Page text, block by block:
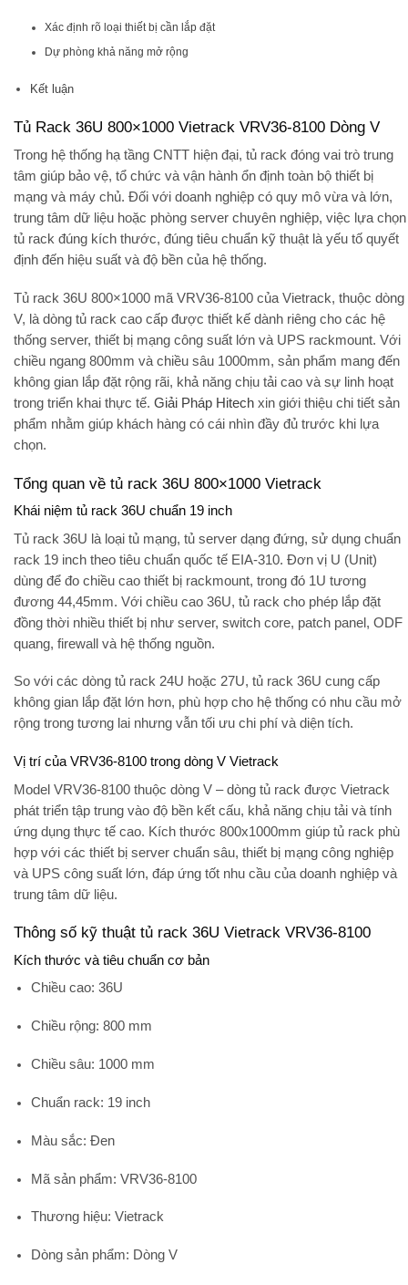
Xác định rõ loại thiết bị cần lắp đặt
Dự phòng khả năng mở rộng
Kết luận
Tủ Rack 36U 800×1000 Vietrack VRV36-8100 Dòng V
Trong hệ thống hạ tầng CNTT hiện đại, tủ rack đóng vai trò trung
tâm giúp bảo vệ, tổ chức và vận hành ổn định toàn bộ thiết bị
mạng và máy chủ. Đối với doanh nghiệp có quy mô vừa và lớn,
trung tâm dữ liệu hoặc phòng server chuyên nghiệp, việc lựa chọn
tủ rack đúng kích thước, đúng tiêu chuẩn kỹ thuật là yếu tố quyết
định đến hiệu suất và độ bền của hệ thống.
Tủ rack 36U 800×1000 mã VRV36-8100 của Vietrack, thuộc dòng
V, là dòng tủ rack cao cấp được thiết kế dành riêng cho các hệ
thống server, thiết bị mạng công suất lớn và UPS rackmount. Với
chiều ngang 800mm và chiều sâu 1000mm, sản phẩm mang đến
không gian lắp đặt rộng rãi, khả năng chịu tải cao và sự linh hoạt
trong triển khai thực tế. Giải Pháp Hitech xin giới thiệu chi tiết sản
phẩm nhằm giúp khách hàng có cái nhìn đầy đủ trước khi lựa
chọn.
Tổng quan về tủ rack 36U 800×1000 Vietrack
Khái niệm tủ rack 36U chuẩn 19 inch
Tủ rack 36U là loại tủ mạng, tủ server dạng đứng, sử dụng chuẩn
rack 19 inch theo tiêu chuẩn quốc tế EIA-310. Đơn vị U (Unit)
dùng để đo chiều cao thiết bị rackmount, trong đó 1U tương
đương 44,45mm. Với chiều cao 36U, tủ rack cho phép lắp đặt
đồng thời nhiều thiết bị như server, switch core, patch panel, ODF
quang, firewall và hệ thống nguồn.
So với các dòng tủ rack 24U hoặc 27U, tủ rack 36U cung cấp
không gian lắp đặt lớn hơn, phù hợp cho hệ thống có nhu cầu mở
rộng trong tương lai nhưng vẫn tối ưu chi phí và diện tích.
Vị trí của VRV36-8100 trong dòng V Vietrack
Model VRV36-8100 thuộc dòng V – dòng tủ rack được Vietrack
phát triển tập trung vào độ bền kết cấu, khả năng chịu tải và tính
ứng dụng thực tế cao. Kích thước 800x1000mm giúp tủ rack phù
hợp với các thiết bị server chuẩn sâu, thiết bị mạng công nghiệp
và UPS công suất lớn, đáp ứng tốt nhu cầu của doanh nghiệp và
trung tâm dữ liệu.
Thông số kỹ thuật tủ rack 36U Vietrack VRV36-8100
Kích thước và tiêu chuẩn cơ bản
Chiều cao: 36U
Chiều rộng: 800 mm
Chiều sâu: 1000 mm
Chuẩn rack: 19 inch
Màu sắc: Đen
Mã sản phẩm: VRV36-8100
Thương hiệu: Vietrack
Dòng sản phẩm: Dòng V